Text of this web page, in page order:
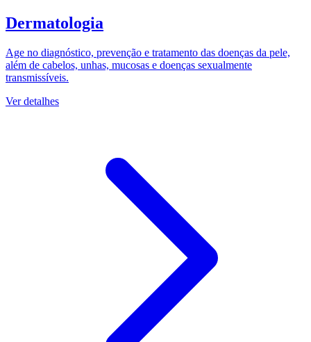
Dermatologia
Age no diagnóstico, prevenção e tratamento das doenças da pele,
além de cabelos, unhas, mucosas e doenças sexualmente
transmissíveis.
Ver detalhes